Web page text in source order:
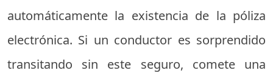
automáticamente la existencia de la póliza
electrónica. Si un conductor es sorprendido
transitando sin este seguro, comete una